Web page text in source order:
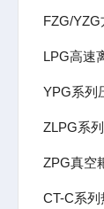
FZG/
LPG高速
YPG系列
ZLPG系
ZPG真空
CT-C系